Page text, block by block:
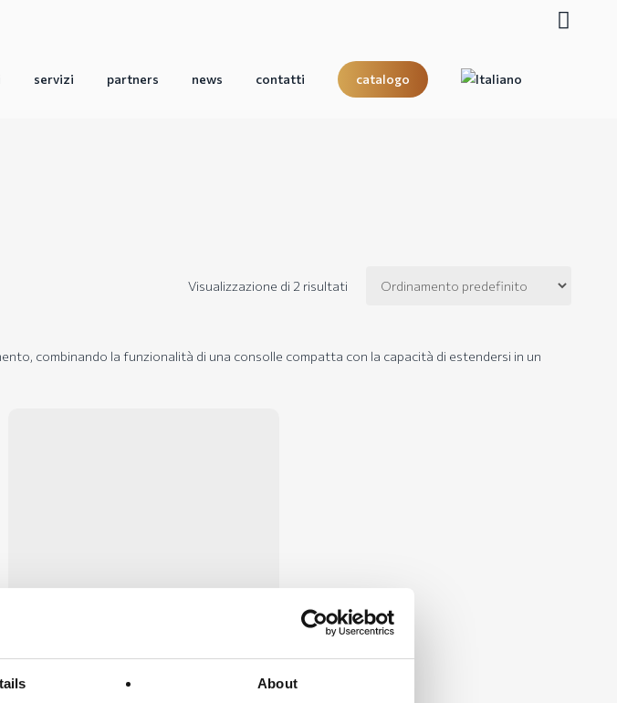
About
servizi partners news contatti catalogo
Visualizzazione di 2 risultati
combinando la funzionalità di una consolle compatta con la capacità di estendersi in un